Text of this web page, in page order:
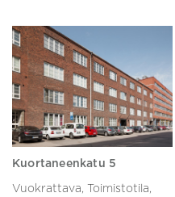
Kuortaneenkatu 5
Vuokrattava, Toimistotila,